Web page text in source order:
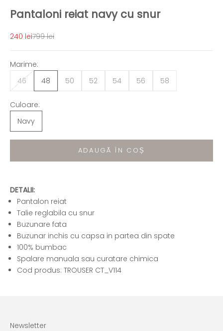
Pantaloni reiat navy cu snur
Preț redus
240 leiPreț normal
799 lei
Marime:
46
48 50 52 54 56 58
Culoare:
Navy
ADAUGĂ ÎN COȘ
DETALII:
Pantalon reiat
Talie reglabila cu snur
Buzunare fata
Buzunar inchis cu capsa in partea din spate
100% bumbac
Spalare manuala sau curatare chimica
Cod produs: TROUSER CT_V114
Newsletter